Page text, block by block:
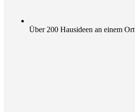
Über 200 Hausideen an einem Ort